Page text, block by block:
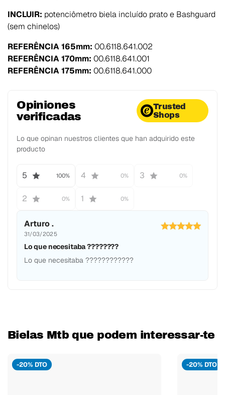
INCLUIR: potenciômetro biela incluído prato e Bashguard
(sem chinelos)
REFERÊNCIA 165mm: 00.6118.641.002
REFERÊNCIA 170mm: 00.6118.641.001
REFERÊNCIA 175mm: 00.6118.641.000
Opiniones
verificadas
Trusted
Shops
Lo que opinan nuestros clientes que han adquirido este
producto
5 100% 4 0% 3 0%
2 0% 1 0%
Arturo .
31/03/2025
Lo que necesitaba ????????
Lo que necesitaba ????????????
Bielas Mtb que podem interessar-te
-20% DTO -20% DTO